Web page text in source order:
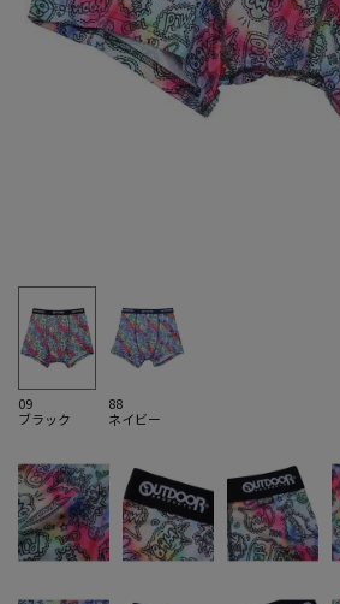
09
ブラック
88
ネイビー